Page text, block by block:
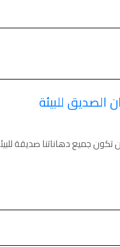
الصديق للبيئة
جميع دهاناتنا صديقة